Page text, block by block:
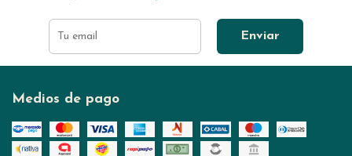
Enviar
Medios de pago